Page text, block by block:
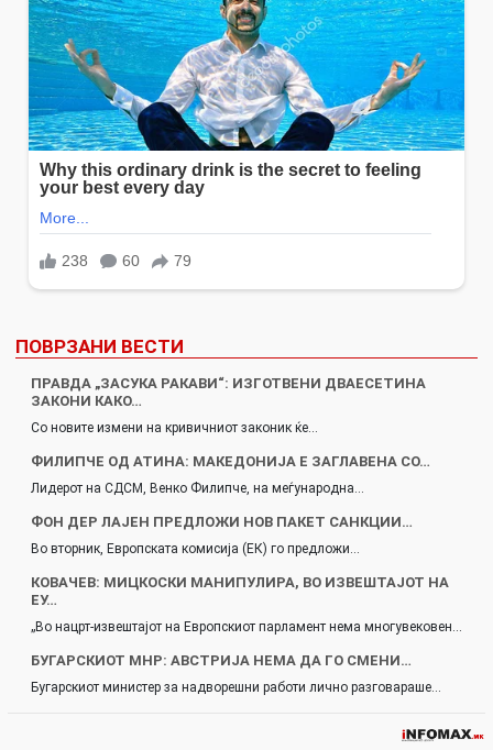
ПОВРЗАНИ ВЕСТИ
ПРАВДА „ЗАСУКА РАКАВИ“: ИЗГОТВЕНИ ДВАЕСЕТИНА
ЗАКОНИ КАКО…
Со новите измени на кривичниот законик ќе…
ФИЛИПЧЕ ОД АТИНА: МАКЕДОНИЈА Е ЗАГЛАВЕНА СО…
Лидерот на СДСМ, Венко Филипче, на меѓународна…
ФОН ДЕР ЛАЈЕН ПРЕДЛОЖИ НОВ ПАКЕТ САНКЦИИ…
Во вторник, Европската комисија (ЕК) го предложи…
КОВАЧЕВ: МИЦКОСКИ МАНИПУЛИРА, ВО ИЗВЕШТАЈОТ НА
ЕУ…
„Во нацрт-извештајот на Европскиот парламент нема многувековен…
БУГАРСКИОТ МНР: АВСТРИЈА НЕМА ДА ГО СМЕНИ…
Бугарскиот министер за надворешни работи лично разговараше…